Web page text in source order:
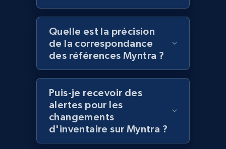
991+ 165+ Commencer
Lazada - Products - Discover products by
category URL or brand URL
URL, Title, Rating, Reviews, Initial price, Final
price, Currency, Stock, and more.
991+ 165+ Commencer
Quelle est la précision
de la correspondance
des références Myntra ?
Puis-je recevoir des
alertes pour les
changements
d'inventaire sur Myntra ?